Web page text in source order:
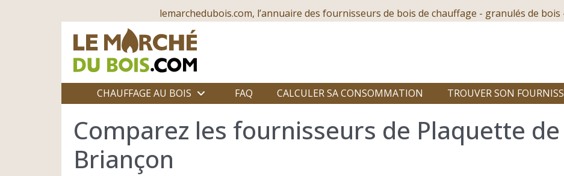
lemarchedubois.com, l’annuaire des fournisseurs de bois de chauffage - granulés de bois
CHAUFFAGE AU BOIS FAQ CALCULER SA CONSOMMATION TROUVER SON
Comparez les fournisseurs de Plaquette
Briançon